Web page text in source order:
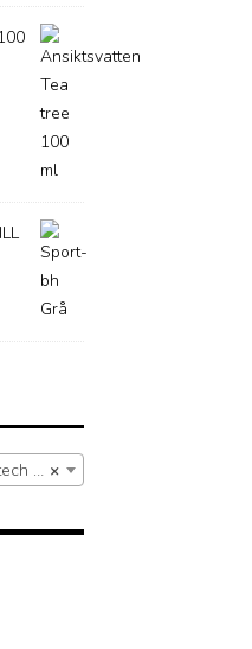
×